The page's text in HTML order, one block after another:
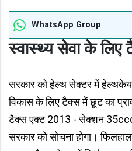
WhatsApp Group
स्वास्थ्य सेवा के
सरकार को हेल्थ सेक्टर में
विकास के लिए टैक्स में छूट का
टैक्स एक्ट 2013 - सेक्शन
सरकार को सोचना होगा।